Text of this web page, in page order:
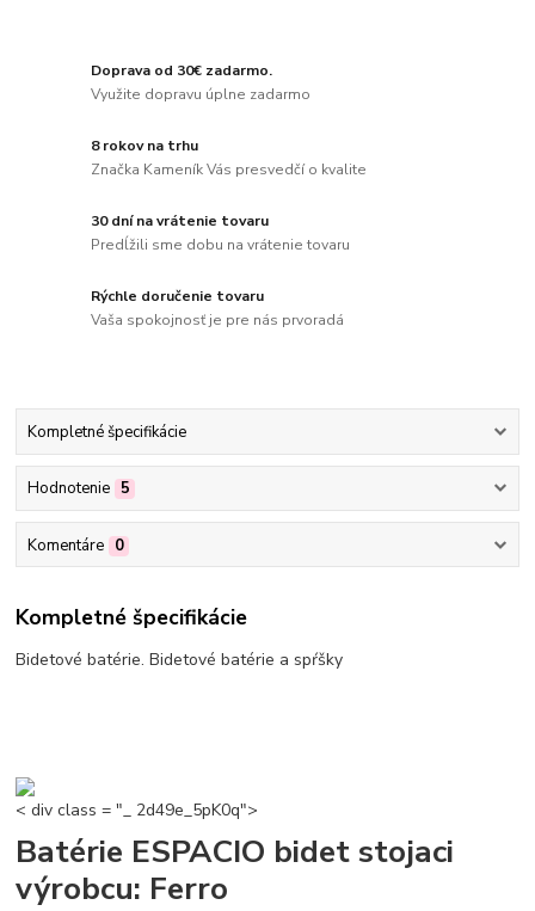
Doprava od 30€ zadarmo.
Využite dopravu úplne zadarmo
8 rokov na trhu
Značka Kameník Vás presvedčí o kvalite
30 dní na vrátenie tovaru
Predĺžili sme dobu na vrátenie tovaru
Rýchle doručenie tovaru
Vaša spokojnosť je pre nás prvoradá
Kompletné špecifikácie
Hodnotenie 5
Komentáre 0
Kompletné špecifikácie
Bidetové batérie. Bidetové batérie a spŕšky
< div class = "_ 2d49e_5pK0q">
Batérie ESPACIO bidet stojaci
výrobcu: Ferro